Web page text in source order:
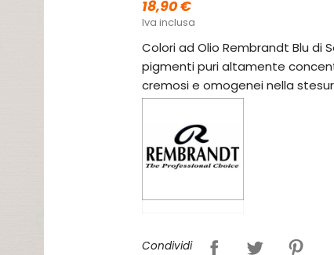
18,90 €
Iva inclusa
Colori ad Olio Rembrandt Blu di
pigmenti puri altamente
cremosi e omogenei nella
Condividi